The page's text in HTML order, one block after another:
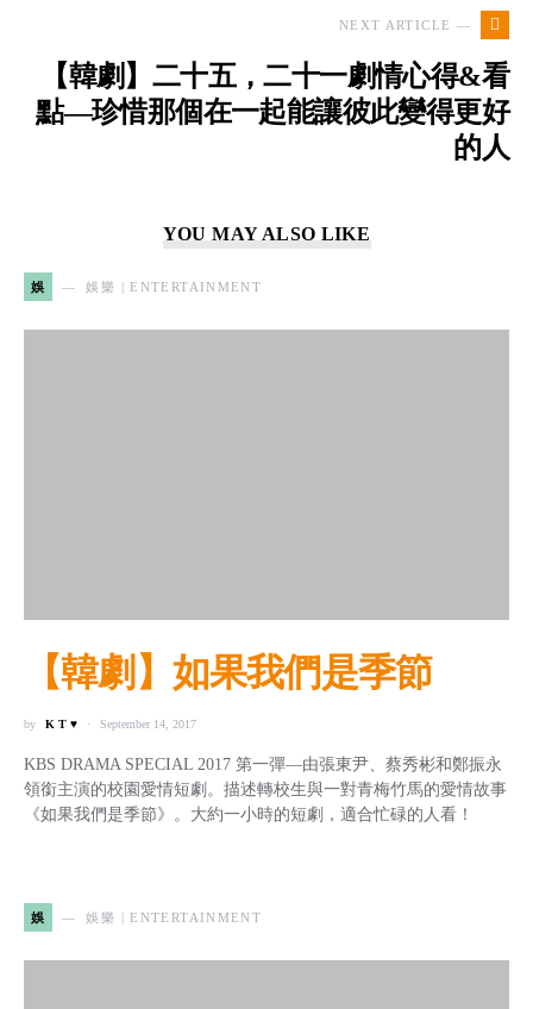
NEXT ARTICLE —
【韓劇】二十五，二十一劇情心得&看
點—珍惜那個在一起能讓彼此變得更好
的人
YOU MAY ALSO LIKE
娛 娛樂 | ENTERTAINMENT
【韓劇】如果我們是季節
by K T ♥ September 14, 2017
KBS DRAMA SPECIAL 2017 第一彈—由張東尹、蔡秀彬和鄭振永
領銜主演的校園愛情短劇。描述轉校生與一對青梅竹馬的愛情故事
《如果我們是季節》。大約一小時的短劇，適合忙碌的人看！
娛 娛樂 | ENTERTAINMENT